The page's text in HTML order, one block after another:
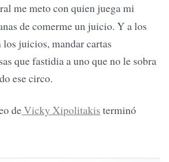
me meto con quien juega mi
de comerme un juicio. Y a los
los juicios, mandar cartas
que fastidia a uno que no le sobra
ese circo.
deVicky Xipolitakis terminó